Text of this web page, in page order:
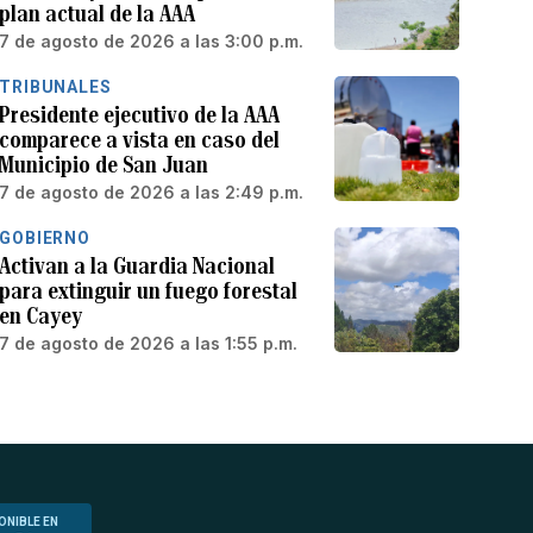
plan actual de la AAA
7 de agosto de 2026 a las 3:00 p.m.
TRIBUNALES
Presidente ejecutivo de la AAA
comparece a vista en caso del
Municipio de San Juan
7 de agosto de 2026 a las 2:49 p.m.
GOBIERNO
Activan a la Guardia Nacional
para extinguir un fuego forestal
en Cayey
7 de agosto de 2026 a las 1:55 p.m.
EN